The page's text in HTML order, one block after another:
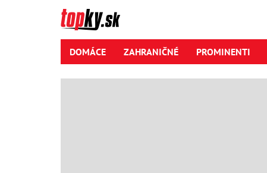
DOMÁCE ZAHRANIČNÉ PROMINENTI